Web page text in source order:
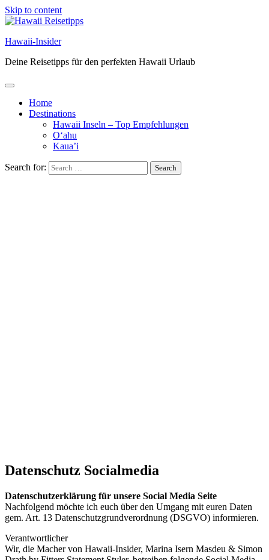
Skip to content
Hawaii-Insider
Deine Reisetipps für den perfekten Hawaii Urlaub
Home
Destinations
Hawaii Inseln – Top Empfehlungen
O‘ahu
Kaua’i
Search for:
Datenschutz Socialmedia
Datenschutzerklärung für unsere Social Media Seite
Nachfolgend möchte ich euch über den Umgang mit euren Daten
gem. Art. 13 Datenschutzgrundverordnung (DSGVO) informieren.
Verantwortlicher
Wir, die Macher von Hawaii-Insider, Marina Isern Masdeu & Simon